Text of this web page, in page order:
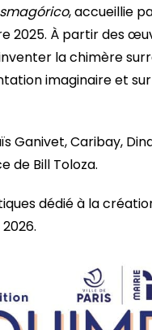
, accueillie
2025. À partir des
la chimère
imaginaire et
Ganivet, Caribay,
de Bill Toloza.
dédié à la